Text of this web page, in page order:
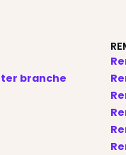
branche